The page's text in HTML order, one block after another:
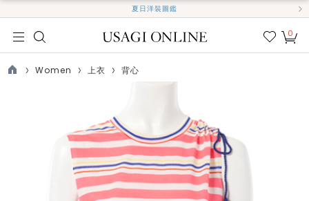
夏日洋裝圖鑑
我的
0
Women 上衣 背心